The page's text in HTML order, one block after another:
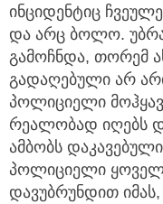
ინციდენტიც
და არც ბოლო.
გამოჩნდა, თორემ
გადაღებული არ
პოლიციელი
რეალობად იღებს
ამბობს
პოლიციელი
დავუბრუნდით